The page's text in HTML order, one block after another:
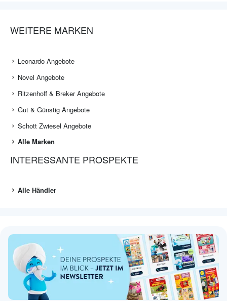
WEITERE MARKEN
Leonardo Angebote
Novel Angebote
Ritzenhoff & Breker Angebote
Gut & Günstig Angebote
Schott Zwiesel Angebote
Alle Marken
INTERESSANTE PROSPEKTE
Alle Händler